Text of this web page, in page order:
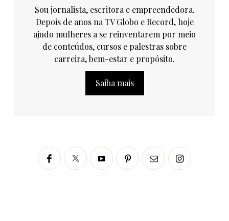
Sou jornalista, escritora e empreendedora.
Depois de anos na TV Globo e Record, hoje
ajudo mulheres a se reinventarem por meio
de conteúdos, cursos e palestras sobre
carreira, bem-estar e propósito.
Saiba mais